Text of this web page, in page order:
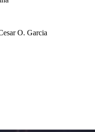
O. Garcia